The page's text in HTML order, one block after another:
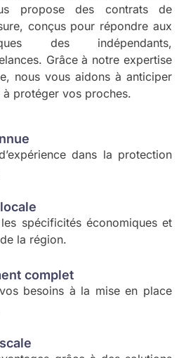
propose des contrats de
conçus pour répondre aux
des indépendants,
Grâce à notre expertise
nous vous aidons à anticiper
à protéger vos proches.
dans la protection
spécificités économiques et
la région.
complet
besoins à la mise en place